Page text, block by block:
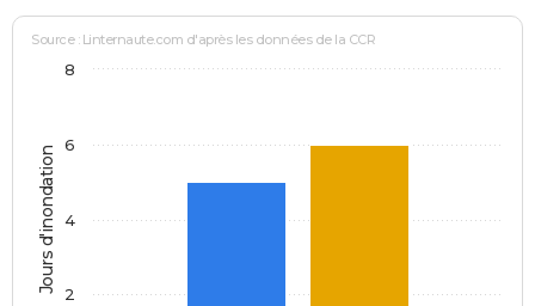
Jours d'inondation
Source : Linternaute.com d'après les données de la CCR
2
4
6
8